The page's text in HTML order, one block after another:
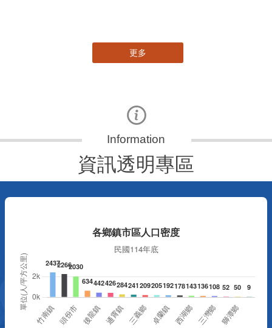
更多
資訊透明專區